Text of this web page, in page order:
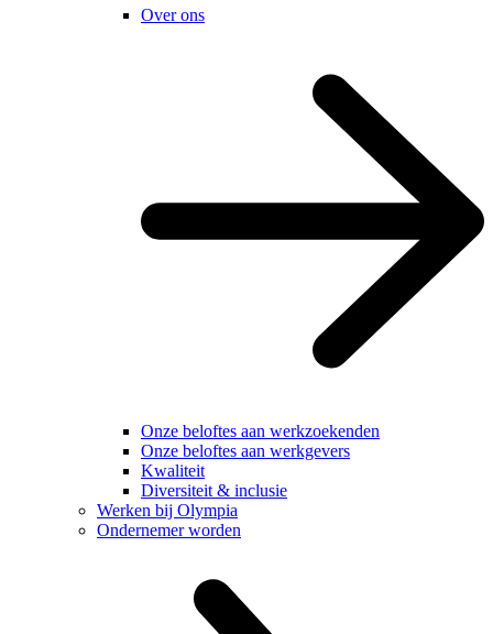
Over ons
Onze beloftes aan werkzoekenden
Onze beloftes aan werkgevers
Kwaliteit
Diversiteit & inclusie
Werken bij Olympia
Ondernemer worden